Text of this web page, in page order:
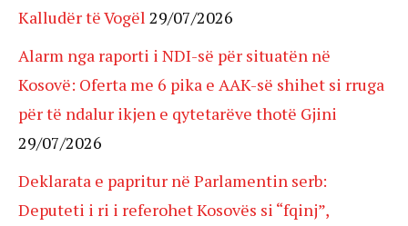
Kalludër të Vogël 29/07/2026
Alarm nga raporti i NDI-së për situatën në
Kosovë: Oferta me 6 pika e AAK-së shihet si rruga
për të ndalur ikjen e qytetarëve thotë Gjini
29/07/2026
Deklarata e papritur në Parlamentin serb:
Deputeti i ri i referohet Kosovës si “fqinj”,